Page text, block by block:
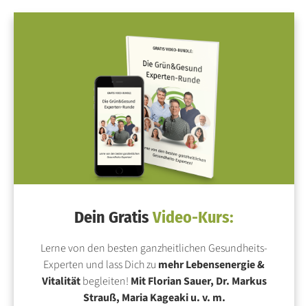
Dein GratisVideo-Kurs:
Lerne von den besten ganzheitlichen Gesundheits-
Experten und lass Dich zu mehr Lebensenergie &
Vitalitätbegleiten! Mit Florian Sauer, Dr. Markus
Strauß, Maria Kageaki u. v. m.